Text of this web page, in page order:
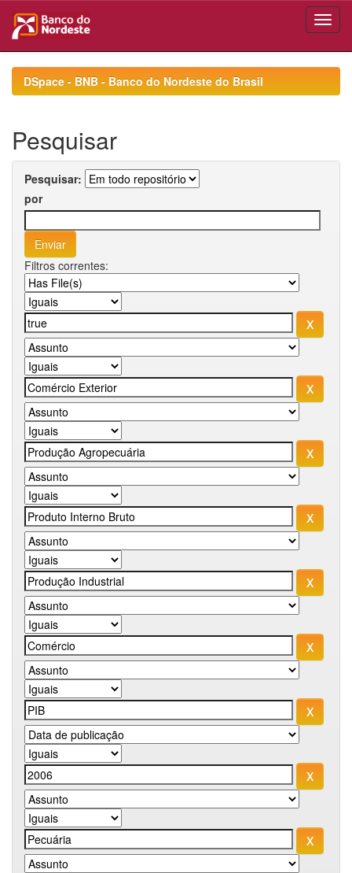
navigationDSpace - BNB - Banco do Nordeste do Brasil
Pesquisar
Pesquisar:
por
Filtros correntes: